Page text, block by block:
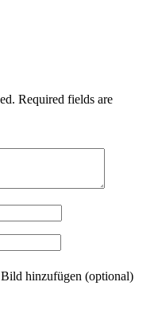
Required fields are
Bild hinzufügen (optional)